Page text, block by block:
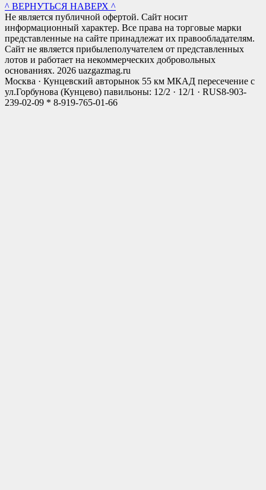
^ ВЕРНУТЬСЯ НАВЕРХ ^
Не является публичной офертой. Сайт носит
информационный характер. Все права на торговые марки
представленные на сайте принадлежат их правообладателям.
Сайт не является прибылеполучателем от представленных
лотов и работает на некоммерческих добровольных
основаниях. 2026 uazgazmag.ru
Москва · Кунцевский авторынок 55 км МКАД пересечение с
ул.Горбунова (Кунцево) павильоны: 12/2 · 12/1 · RUS8-903-
239-02-09 * 8-919-765-01-66